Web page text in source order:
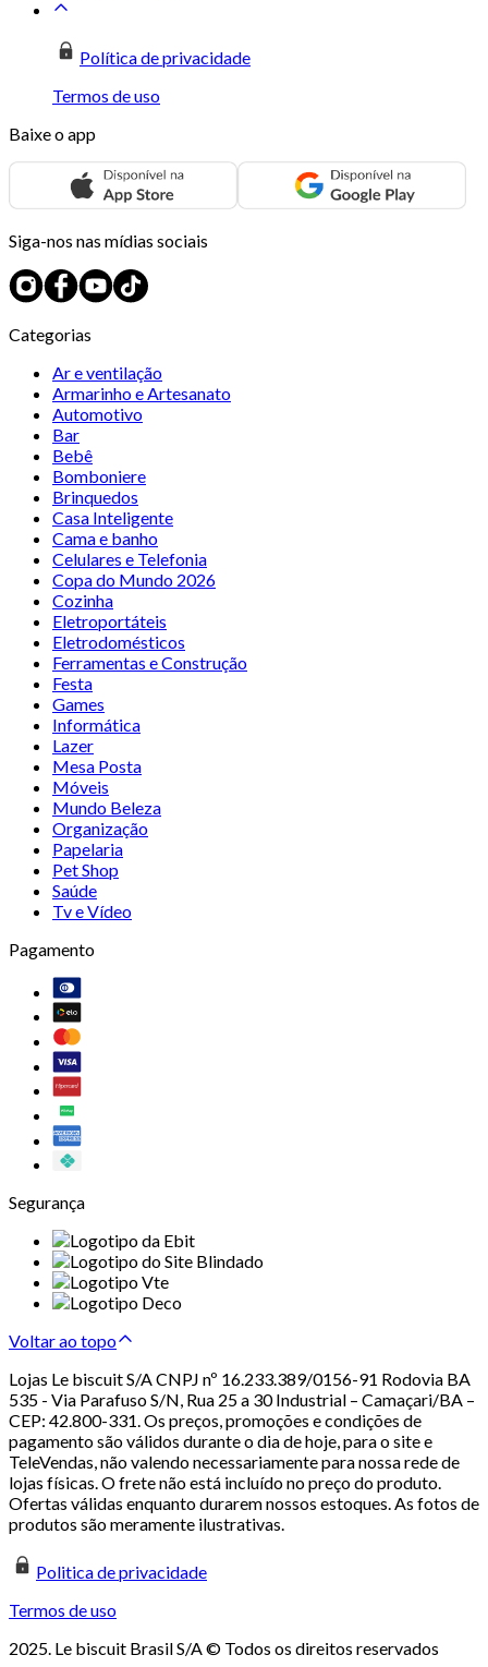
Política de privacidade
Termos de uso
Baixe o app
Siga-nos nas mídias sociais
Categorias
Ar e ventilação
Armarinho e Artesanato
Automotivo
Bar
Bebê
Bomboniere
Brinquedos
Casa Inteligente
Cama e banho
Celulares e Telefonia
Copa do Mundo 2026
Cozinha
Eletroportáteis
Eletrodomésticos
Ferramentas e Construção
Festa
Games
Informática
Lazer
Mesa Posta
Móveis
Mundo Beleza
Organização
Papelaria
Pet Shop
Saúde
Tv e Vídeo
Pagamento
Segurança
Voltar ao topo
Lojas Le biscuit S/A CNPJ nº 16.233.389/0156-91 Rodovia BA
535 - Via Parafuso S/N, Rua 25 a 30 Industrial – Camaçari/BA –
CEP: 42.800-331. Os preços, promoções e condições de
pagamento são válidos durante o dia de hoje, para o site e
TeleVendas, não valendo necessariamente para nossa rede de
lojas físicas. O frete não está incluído no preço do produto.
Ofertas válidas enquanto durarem nossos estoques. As fotos de
produtos são meramente ilustrativas.
Politica de privacidade
Termos de uso
2025. Le biscuit Brasil S/A © Todos os direitos reservados